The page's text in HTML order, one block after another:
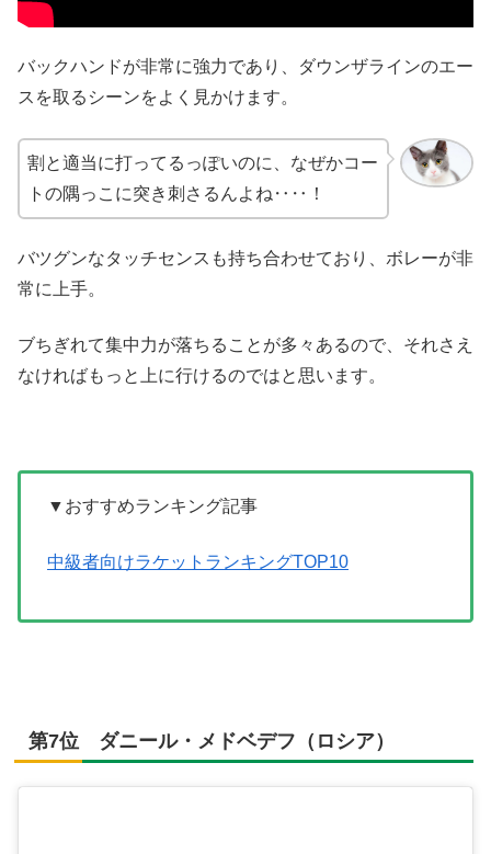
バックハンドが非常に強力であり、ダウンザラインのエー
スを取るシーンをよく見かけます。
割と適当に打ってるっぽいのに、なぜかコー
トの隅っこに突き刺さるんよね‥‥！
バツグンなタッチセンスも持ち合わせており、ボレーが非
常に上手。
ブちぎれて集中力が落ちることが多々あるので、それさえ
なければもっと上に行けるのではと思います。
▼おすすめランキング記事
中級者向けラケットランキングTOP10
第7位 ダニール・メドベデフ（ロシア）